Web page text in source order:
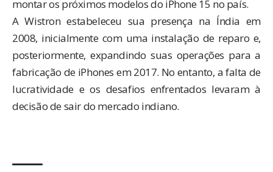
montar os próximos modelos do iPhone 15 no país.
A Wistron estabeleceu sua presença na Índia em
2008, inicialmente com uma instalação de reparo e,
posteriormente, expandindo suas operações para a
fabricação de iPhones em 2017. No entanto, a falta de
lucratividade e os desafios enfrentados levaram à
decisão de sair do mercado indiano.